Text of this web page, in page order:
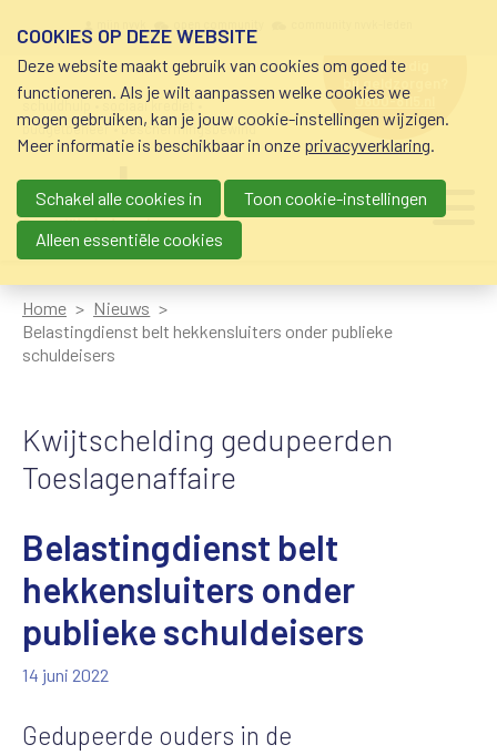
schuldhulp • sociaal krediet •
budgetbeheer • beschermingsbewind
hulp nodig
bij geldzorgen?
0800-8115.nl
Main navigation
Home
Nieuws
Belastingdienst belt hekkensluiters onder publieke
schuldeisers
Kwijtschelding gedupeerden
Toeslagenaffaire
Belastingdienst belt
hekkensluiters onder
publieke schuldeisers
14 juni 2022
Gedupeerde ouders in de
COOKIES OP DEZE WEBSITE
Deze website maakt gebruik van cookies om goed te
functioneren. Als je wilt aanpassen welke cookies we
mogen gebruiken, kan je jouw cookie-instellingen wijzigen.
Meer informatie is beschikbaar in onze privacyverklaring.
Schakel alle cookies in
Toon cookie-instellingen
Alleen essentiële cookies